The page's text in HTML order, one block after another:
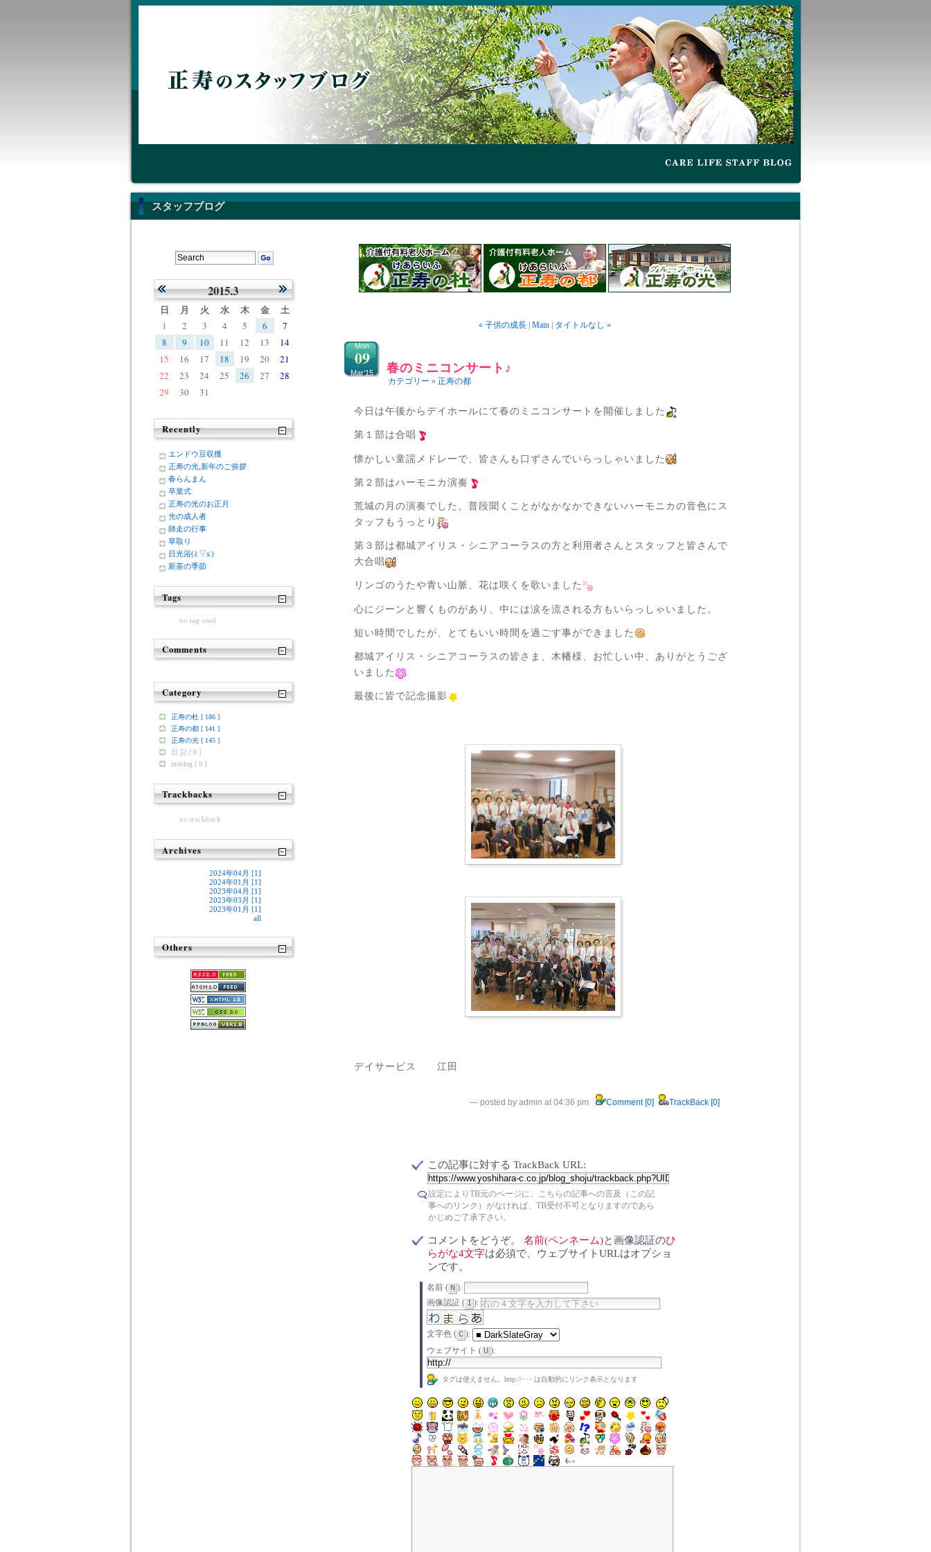
スタッフブログ
« 子供の成長 Main| タイトルなし »
春のミニコンサート♪
Mon
09
Mar’15
カテゴリー »正寿の都
今日は午後からデイホールにて春のミニコンサートを開催しました
第１部は合唱
懐かしい童謡メドレーで、皆さんも口ずさんでいらっしゃいました
第２部はハーモニカ演奏
荒城の月の演奏でした。普段聞くことがなかなかできないハーモニカの音色にス
タッフもうっとり
第３部は都城アイリス・シニアコーラスの方と利用者さんとスタッフと皆さんで
大合唱
リンゴのうたや青い山脈、花は咲くを歌いました
心にジーンと響くものがあり、中には涙を流される方もいらっしゃいました。
短い時間でしたが、とてもいい時間を過ごす事ができました
都城アイリス・シニアコーラスの皆さま、木幡様、お忙しい中、ありがとうござ
いました
最後に皆で記念撮影
デイサービス 江田
— posted by admin at 04:36 pm Comment [0] TrackBack [0]
この記事に対する TrackBack URL:
設定によりTB元のページに、こちらの記事への言及（この記
事へのリンク）がなければ、TB受付不可となりますのであら
かじめご了承下さい。
コメントをどうぞ。 名前(ペンネーム)と画像認証のひ
らがな4文字は必須で、ウェブサイトURLはオプショ
ンです。
名前 ( N ):
画像認証 ( I ):
文字色 ( C ):
ウェブサイト ( U ):
タグは使えません。http://･･･ は自動的にリンク表示となります
2015.3
日 月 火 水 木 金 土
1 2 3 4 5 6
7
8
9 10 11 12 13
14
15
16 17 18 19 20
21
22
23 24 25 26 27
28
29
30 31
Recently
エンドウ豆収獲
正寿の光,新年のご挨拶
春らんまん
卒業式
正寿の光のお正月
光の成人者
師走の行事
草取り
日光浴(≧▽≦)
新茶の季節
Tags
no tag used
Comments
Category
正寿の杜 [ 186 ]
正寿の都 [ 141 ]
正寿の光 [ 145 ]
日 記 [ 0 ]
moblog [ 0 ]
Trackbacks
no trackback
Archives
2024年04月 [1]
2024年01月 [1]
2023年04月 [1]
2023年03月 [1]
2023年01月 [1]
all
Others